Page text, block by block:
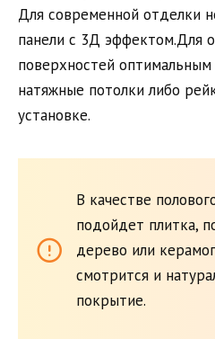
Для современной отделки
панели с 3Д эффектом.Для
поверхностей
натяжные потолки либо
установке.
В качестве
подойдет плитка,
дерево или
смотрится и
покрытие.